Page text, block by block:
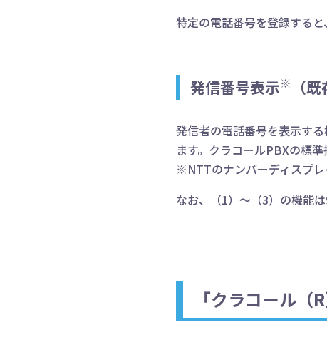
特定の電話番号を登録する
発信番号表示※ （
発信者の電話番号を表示す
ます。クラコールPBXの標
※NTTのナンバーディスプレ
なお、（1）～（3）の機能
「クラコール（